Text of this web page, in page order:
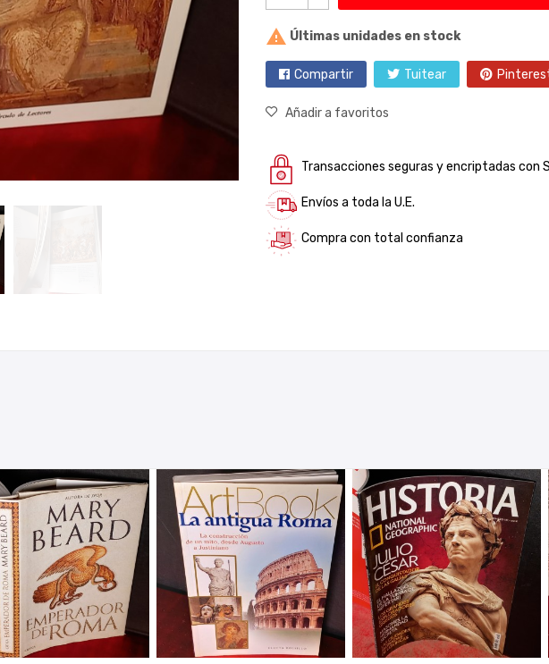
 Últimas unidades en stock
Compartir Tuitear
Añadir a favoritos
Transacciones seguras y encriptadas con
Envíos a toda la U.E.
Compra con total confianza